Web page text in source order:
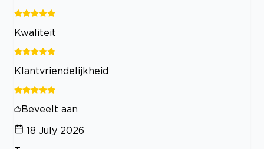
Kwaliteit
Klantvriendelijkheid
Beveelt aan
18 July 2026